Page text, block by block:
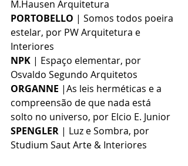
M.Hausen Arquitetura
PORTOBELLO | Somos todos poeira
estelar, por PW Arquitetura e
Interiores
NPK | Espaço elementar, por
Osvaldo Segundo Arquitetos
ORGANNE |As leis herméticas e a
compreensão de que nada está
solto no universo, por Elcio E. Junior
SPENGLER | Luz e Sombra, por
Studium Saut Arte & Interiores